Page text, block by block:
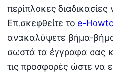
περίπλοκες
Επισκεφθείτε το e-
ανακαλύψετε βήμα-
σωστά τα έγγραφα σας
τις προσφορές ώστε να